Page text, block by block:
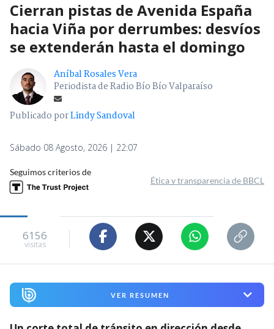
Cierran pistas de Avenida España
hacia Viña por derrumbes: desvíos
se extenderán hasta el domingo
Aníbal Rosales Vera
Periodista de Radio Bío Bío Valparaíso
Publicado porLindy Sandoval
Sábado 08 Agosto, 2026 | 22:07
Seguimos criterios de
Ética y transparencia de BBCL
6156
visitas
VER RESUMEN